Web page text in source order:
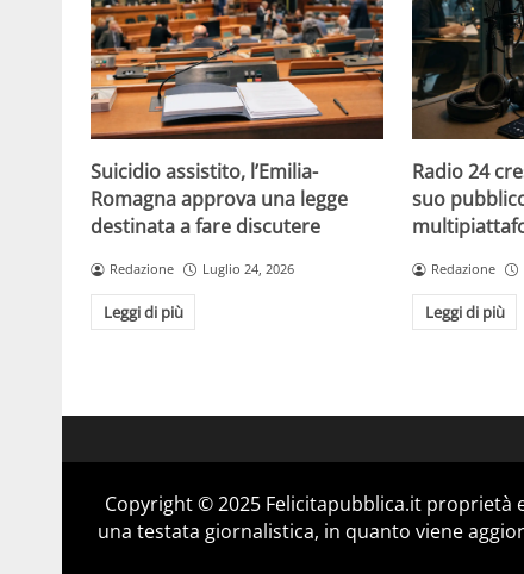
Suicidio assistito, l’Emilia-
Romagna approva una legge
destinata a fare discutere
Redazione Luglio 24, 2026
Leggi di più
Radio 24
suo
Redazione
Leggi di più
Copyright © 2025 Felicitapubblica.it proprietà
una testata giornalistica, in quanto viene